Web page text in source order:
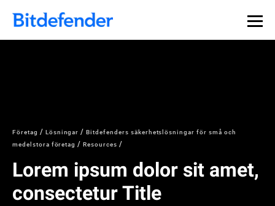
Företag Lösningar
Bitdefenders säkerhetslösningar för små och
medelstora företag
Resources
Lorem ipsum dolor sit amet,
consectetur Title